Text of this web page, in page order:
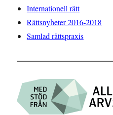
Internationell rätt
Rättsnyheter 2016-2018
Samlad rättspraxis